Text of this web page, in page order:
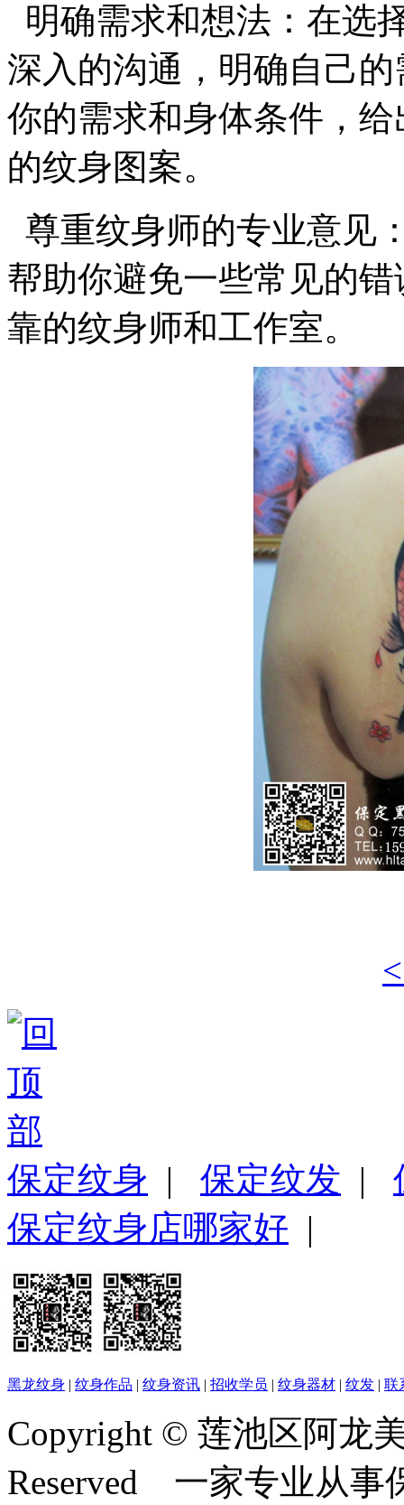
明确需求和想法：在选
深入的沟通，明确自己
你的需求和身体条件，
的纹身图案。
尊重纹身师的专业意见
帮助你避免一些常见的
靠的纹身师和工作室。
保定纹身 | 保定纹发 |
保定纹身店哪家好 |
黑龙纹身 | 纹身作品 | 纹身资讯 | 招收学员 | 纹身器材 | 纹发 | 联
Copyright © 莲池区阿龙
Reserved 一家专业从事